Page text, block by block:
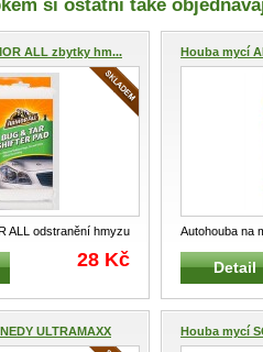
si ostatní také
ALL zbytky hm...
ALL odstranění hmyzu
na ods
...
28 Kč
Houba mycí
SPO...
Autohouba na
SPONGE
Detail
ULTRAMAXX
Houba mycí